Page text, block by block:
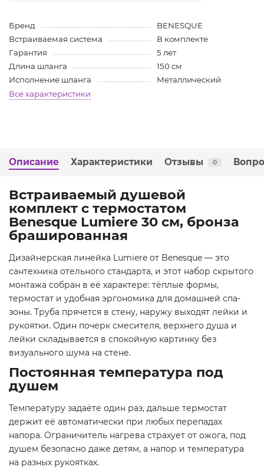
Бренд
BENESQUE
Встраиваемая система
В комплекте
Гарантия
5 лет
Длина шланга
150 см
Исполнение шланга
Металлический
Все характеристики
Описание Характеристики Отзывы 0
Встраиваемый душевой
комплект с термостатом
Benesque Lumiere 30 см, бронза
брашированная
Дизайнерская линейка Lumiere от Benesque — это
сантехника отельного стандарта, и этот набор скрытого
монтажа собран в её характере: тёплые формы,
термостат и удобная эргономика для домашней спа-
зоны. Труба прячется в стену, наружу выходят лейки и
рукоятки. Один почерк смесителя, верхнего душа и
лейки складывается в спокойную картинку без
визуального шума на стене.
Постоянная температура под
душем
Температуру задаёте один раз, дальше термостат
держит её автоматически при любых перепадах
напора. Ограничитель нагрева страхует от ожога, под
душем безопасно даже детям, а напор и температура
на разных рукоятках.